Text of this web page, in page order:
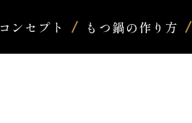
コンセプト もつ鍋の作り方